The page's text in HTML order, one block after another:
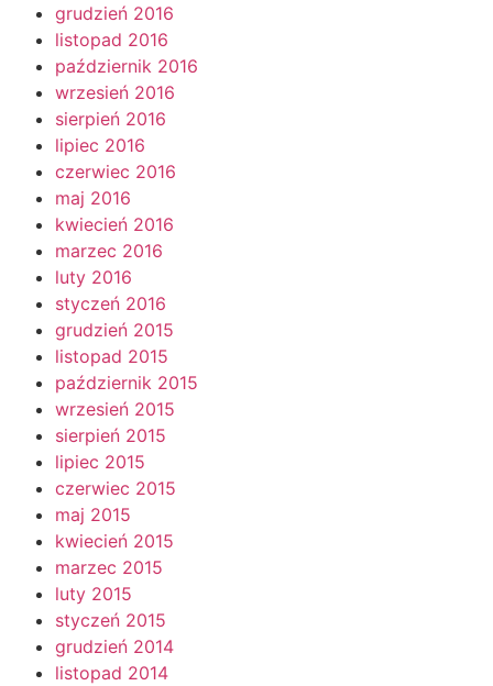
grudzień 2016
listopad 2016
październik 2016
wrzesień 2016
sierpień 2016
lipiec 2016
czerwiec 2016
maj 2016
kwiecień 2016
marzec 2016
luty 2016
styczeń 2016
grudzień 2015
listopad 2015
październik 2015
wrzesień 2015
sierpień 2015
lipiec 2015
czerwiec 2015
maj 2015
kwiecień 2015
marzec 2015
luty 2015
styczeń 2015
grudzień 2014
listopad 2014